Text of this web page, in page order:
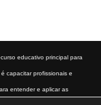
educativo principal para
capacitar profissionais e
entender e aplicar as